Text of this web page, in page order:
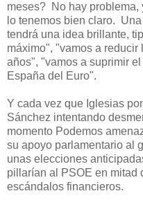
meses? No hay problema,
lo tenemos bien claro.
tendrá una idea brillante,
máximo", "vamos a
años", "vamos a suprimir
España del Euro".
Y cada vez que Iglesias
Sánchez intentando
momento Podemos
su apoyo parlamentario al
unas elecciones
pillarían al PSOE en mitad
escándalos financieros.